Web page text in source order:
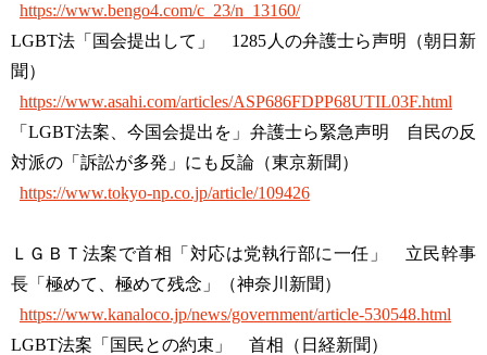
https://www.bengo4.com/c_23/n_13160/
LGBT法「国会提出して」 1285人の弁護士ら声明（朝日新
聞）
https://www.asahi.com/articles/ASP686FDPP68UTIL03F.html
「LGBT法案、今国会提出を」弁護士ら緊急声明 自民の反
対派の「訴訟が多発」にも反論（東京新聞）
https://www.tokyo-np.co.jp/article/109426
ＬＧＢＴ法案で首相「対応は党執行部に一任」 立民幹事
長「極めて、極めて残念」（神奈川新聞）
https://www.kanaloco.jp/news/government/article-530548.html
LGBT法案「国民との約束」 首相（日経新聞）